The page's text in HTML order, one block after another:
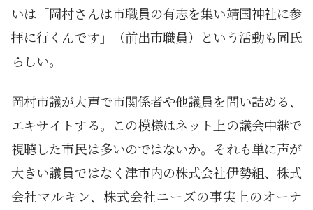
いは「岡村さんは市職員の有志を集い靖国神社に参
拝に行くんです」（前出市職員）という活動も同氏
らしい。
岡村市議が大声で市関係者や他議員を問い詰める、
エキサイトする。この模様はネット上の議会中継で
視聴した市民は多いのではないか。それも単に声が
大きい議員ではなく津市内の株式会社伊勢組、株式
会社マルキン、株式会社ニーズの事実上のオーナ